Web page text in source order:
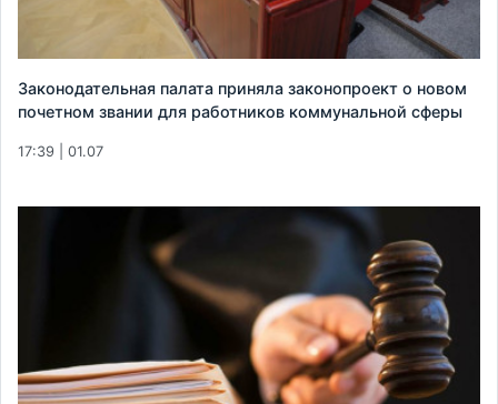
Законодательная палата приняла законопроект о новом
почетном звании для работников коммунальной сферы
17:39 | 01.07